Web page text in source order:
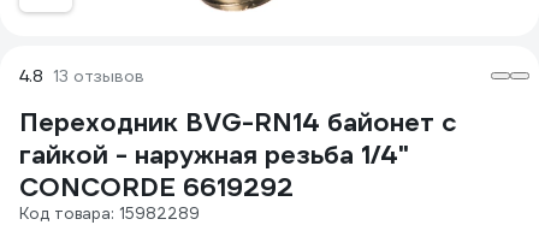
4.8 13 отзывов
Переходник BVG-RN14 байонет с
гайкой - наружная резьба 1/4"
CONCORDE 6619292
Код товара: 15982289